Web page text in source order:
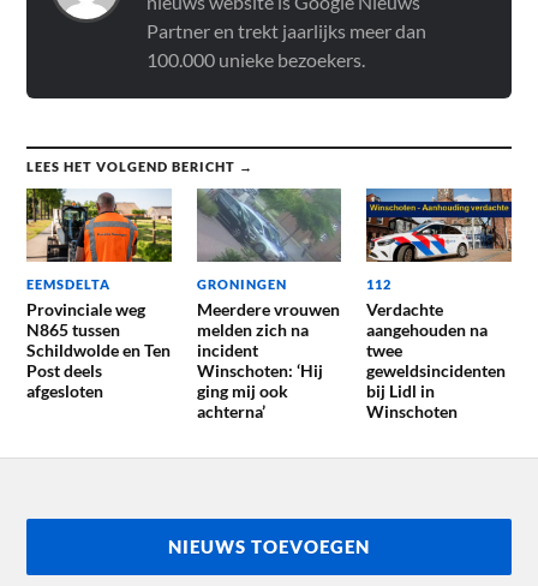
Partner en trekt jaarlijks meer dan
100.000 unieke bezoekers.
LEES HET VOLGEND BERICHT →
EEMSDELTA
Provinciale weg
N865 tussen
Schildwolde en Ten
Post deels
afgesloten
GRONINGEN
Meerdere vrouwen
melden zich na
incident
Winschoten: ‘Hij
ging mij ook
achterna’
112
Verdachte
aangehouden na
twee
geweldsincidenten
bij Lidl in
Winschoten
NIEUWS TOEVOEGEN